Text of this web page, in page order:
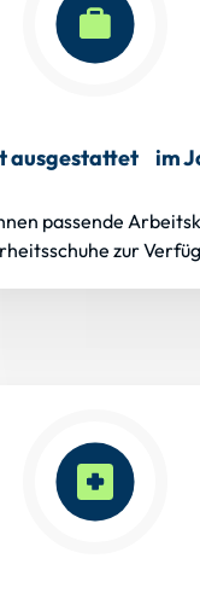
ausgestattet im
passende
zur